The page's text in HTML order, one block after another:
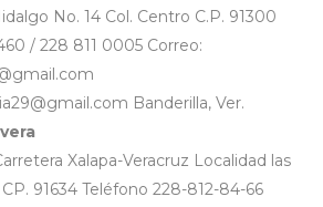
No. 14 Col. Centro C.P. 91300
/ 228 811 0005 Correo:
Banderilla, Ver.
Xalapa-Veracruz Localidad las
91634 Teléfono 228-812-84-66